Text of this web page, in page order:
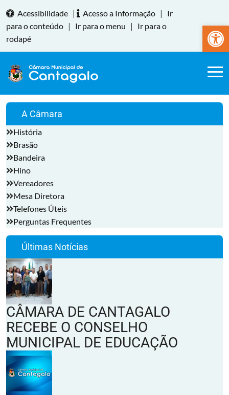
Abrir
Acessibilidade | Acesso a Informação |
Ir
para o conteúdo | Ir para o menu |
Ir para o
rodapé
A Câmara
História
Brasão
Bandeira
Hino
Vereadores
Mesa Diretora
Telefones Úteis
Perguntas Frequentes
Últimas Notícias
CÂMARA DE CANTAGALO
RECEBE O CONSELHO
MUNICIPAL DE EDUCAÇÃO